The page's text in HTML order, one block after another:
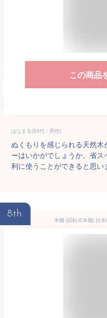
この商品
はなまる(50代・男性)
ぬくもりを感じられる天然
ーはいかがでしょうか。省
利に使うことができると思い
8th
本棚 (回転式本棚) 絵